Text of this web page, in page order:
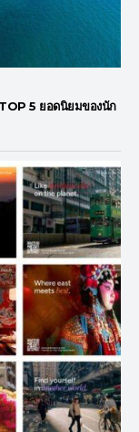
TOP 5 ยอดนิยมของนัก